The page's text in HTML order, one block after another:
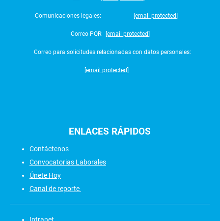
Comunicaciones legales: [email protected]
Correo PQR: [email protected]
Correo para solicitudes relacionadas con datos personales:
[email protected]
ENLACES RÁPIDOS
Contáctenos
Convocatorias Laborales
Únete Hoy
Canal de reporte